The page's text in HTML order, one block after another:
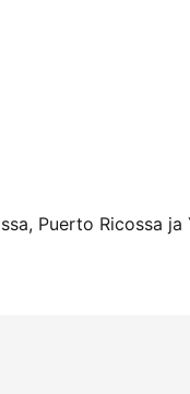
Puerto Ricossa